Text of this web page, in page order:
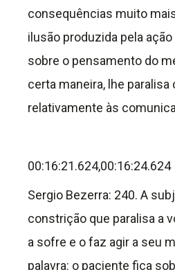
consequências muito
ilusão produzida pela
sobre o pensamento do
certa maneira, lhe paralisa
relativamente às
00:16:21.624,00:16:24.624
Sergio Bezerra: 240. A
constrição que paralisa a
a sofre e o faz agir a seu
palavra: o paciente fica